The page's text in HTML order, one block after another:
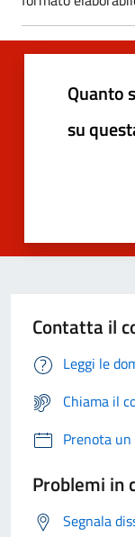
Quanto
su
Contatta il
Leggi le
Chiama il
Prenota
Problemi in
Segnala